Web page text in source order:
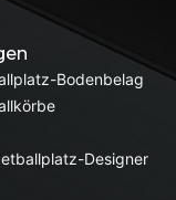
Bodenbelag
Designer